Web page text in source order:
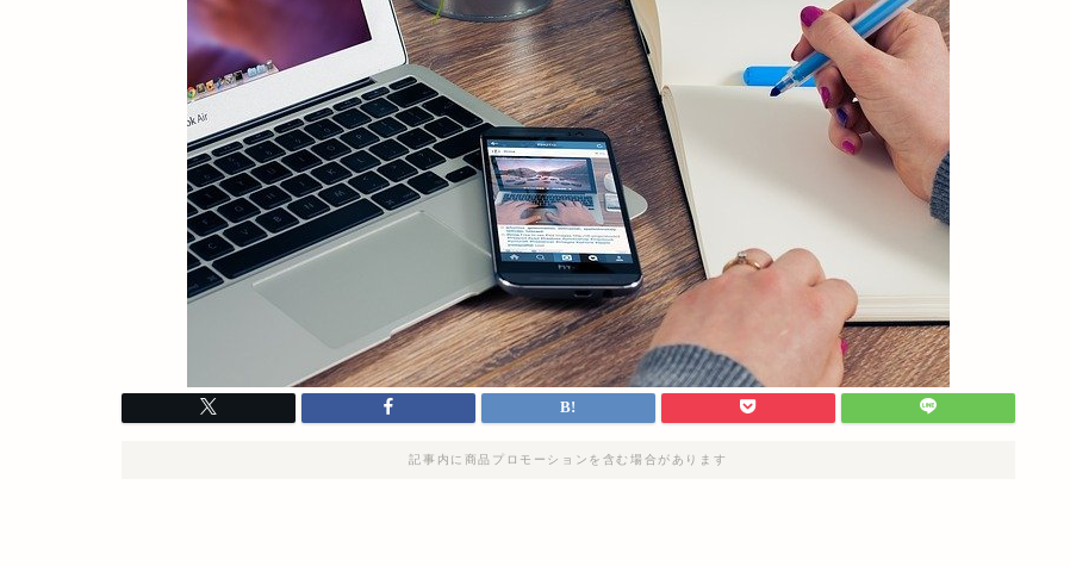
記事内に商品プロモーションを含む場合があります